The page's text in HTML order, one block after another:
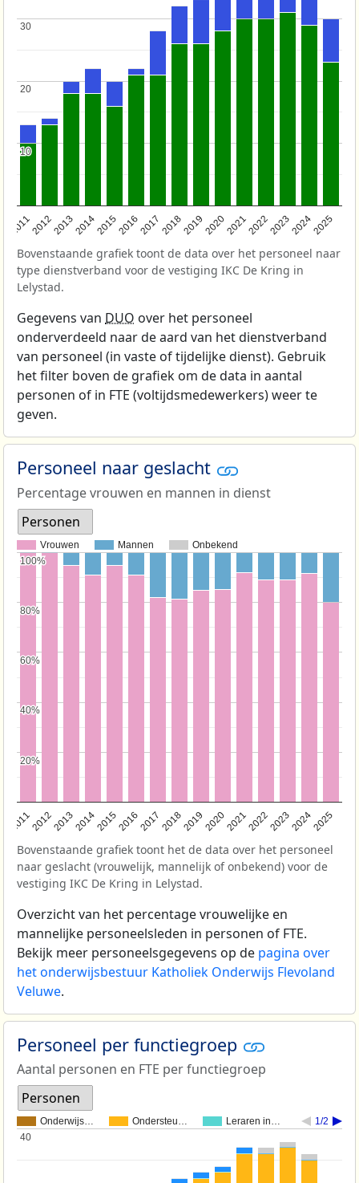
201120122013201420152016201720182019202020212022202320242025
10
10
20
20
30
30
Bovenstaande grafiek toont de data over het personeel naar
type dienstverband voor de vestiging IKC De Kring in
Lelystad.
Gegevens van DUO over het personeel
onderverdeeld naar de aard van het dienstverband
van personeel (in vaste of tijdelijke dienst). Gebruik
het filter boven de grafiek om de data in aantal
personen of in FTE (voltijdsmedewerkers) weer te
geven.
Personeel naar geslacht
Percentage vrouwen en mannen in dienst
Personen
Vrouwen Mannen Onbekend
201120122013201420152016201720182019202020212022202320242025
20%
20%
40%
40%
60%
60%
80%
80%
100%
100%
Bovenstaande grafiek toont het de data over het personeel
naar geslacht (vrouwelijk, mannelijk of onbekend) voor de
vestiging IKC De Kring in Lelystad.
Overzicht van het percentage vrouwelijke en
mannelijke personeelsleden in personen of FTE.
Bekijk meer personeelsgegevens op de pagina over
het onderwijsbestuur Katholiek Onderwijs Flevoland
Veluwe.
Personeel per functiegroep
Aantal personen en FTE per functiegroep
Personen
Onderwijs… Ondersteu… Leraren in…
1/2
40
40